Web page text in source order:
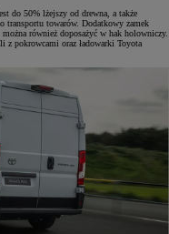
do 50% lżejszy od drewna, a także
transportu towarów. Dodatkowy zamek
można również doposażyć w hak holowniczy.
z pokrowcami oraz ładowarki Toyota